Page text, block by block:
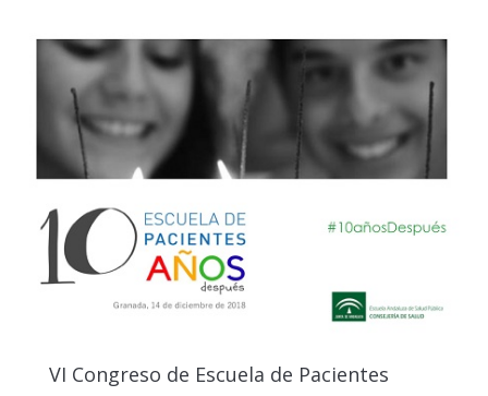
VI Congreso de Escuela de Pacientes